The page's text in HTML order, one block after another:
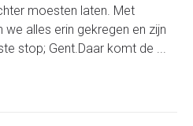
moesten laten. Met
alles erin gekregen en zijn
stop; Gent.Daar komt de ...